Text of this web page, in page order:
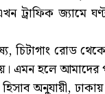
ট্রাফিক জ্যামে
চিটাগাং রোড
এমন হলে আমাদের
হিসাব